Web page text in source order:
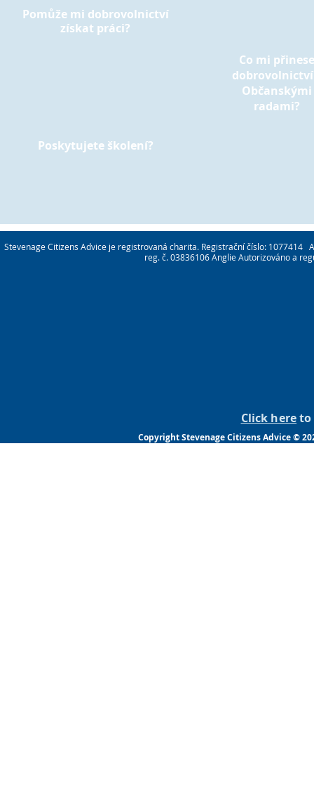
Pomůže mi dobrovolnictví
získat práci?
Poskytujete školení?
Co mi přinese
dobrovolnictví
Občanskými
radami?
Stevenage Citizens Advice je registrovaná charita. Registrační číslo: 1077414
reg. č. 03836106 Anglie Autorizováno a
Click hereto
Copyright Stevenage Citizens Advice ©